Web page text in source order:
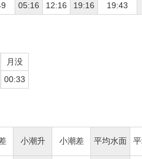
05:16 12:16 19:16 19:43
月没
00:33
小潮升 小潮差 平均水面